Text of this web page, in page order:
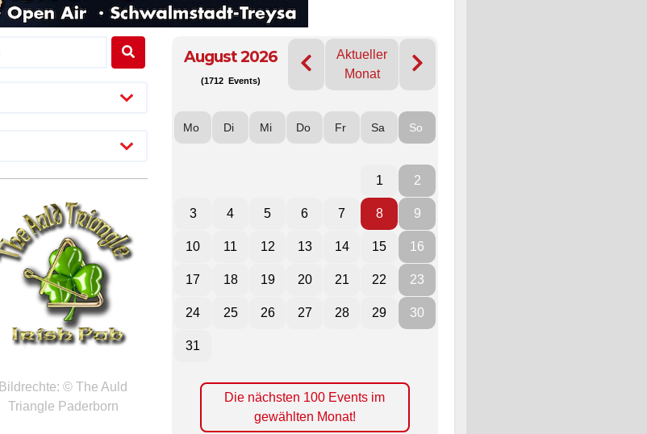
Bildrechte: © The Auld
Triangle Paderborn
August 2026
(1712 Events)
Aktueller
Monat
Mo Di Mi Do Fr Sa So
1 2
3 4 5 6 7 8 9
10 11 12 13 14 15 16
17 18 19 20 21 22 23
24 25 26 27 28 29 30
31
Die nächsten 100 Events im
gewählten Monat!